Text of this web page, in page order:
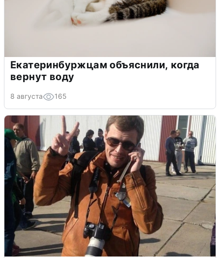
Екатеринбуржцам объяснили, когда
вернут воду
8 августа 165